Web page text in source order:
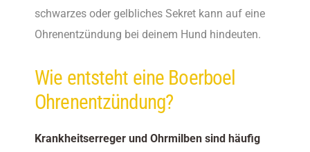
schwarzes oder gelbliches Sekret kann auf eine
Ohrenentzündung bei deinem Hund hindeuten.
Wie entsteht eine Boerboel
Ohrenentzündung?
Krankheitserreger und Ohrmilben sind häufig